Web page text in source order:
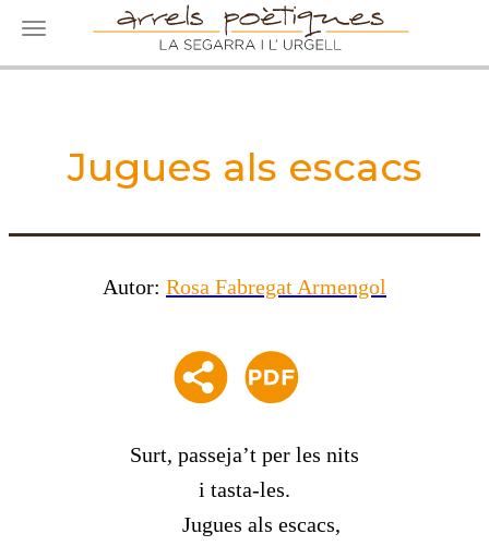
Toggle navigation
Jugues als escacs
Autor: Rosa Fabregat Armengol
Surt, passeja’t per les nits
i tasta-les.
Jugues als escacs,